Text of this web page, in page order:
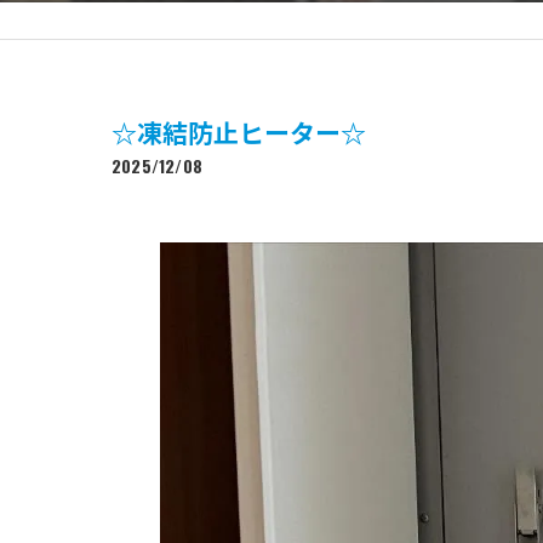
☆凍結防止ヒーター☆
2025/12/08